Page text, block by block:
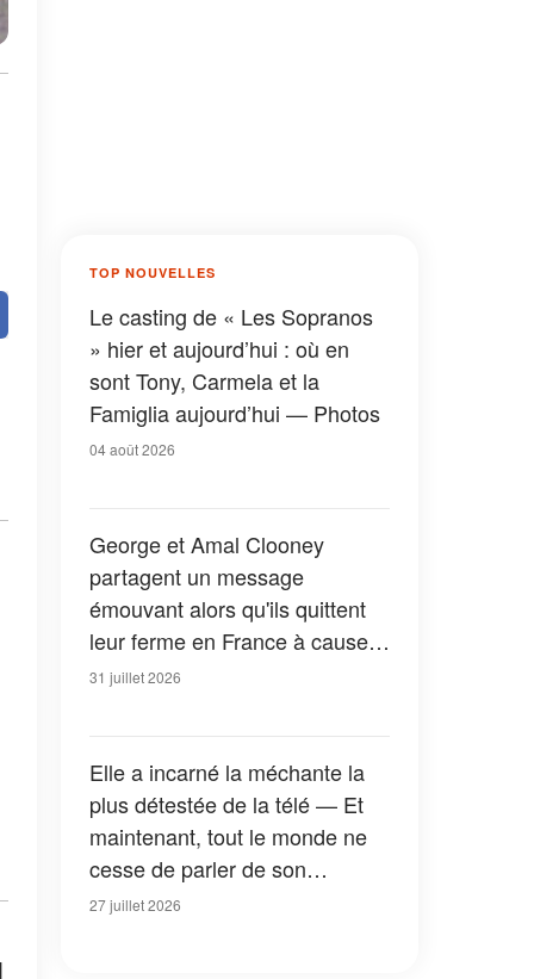
TOP NOUVELLES
Le casting de « Les Sopranos
» hier et aujourd’hui : où en
sont Tony, Carmela et la
Famiglia aujourd’hui — Photos
04 août 2026
George et Amal Clooney
partagent un message
émouvant alors qu'ils quittent
leur ferme en France à cause
des feux de forêt — Tous les
31 juillet 2026
Elle a incarné la méchante la
plus détestée de la télé — Et
maintenant, tout le monde ne
cesse de parler de son
apparition dans la nouvelle
27 juillet 2026